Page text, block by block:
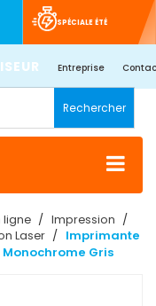
SPÉCIALE ÉTÉ
Entreprise
Rechercher
ligne
Impression
Laser
Imprimante
Gris